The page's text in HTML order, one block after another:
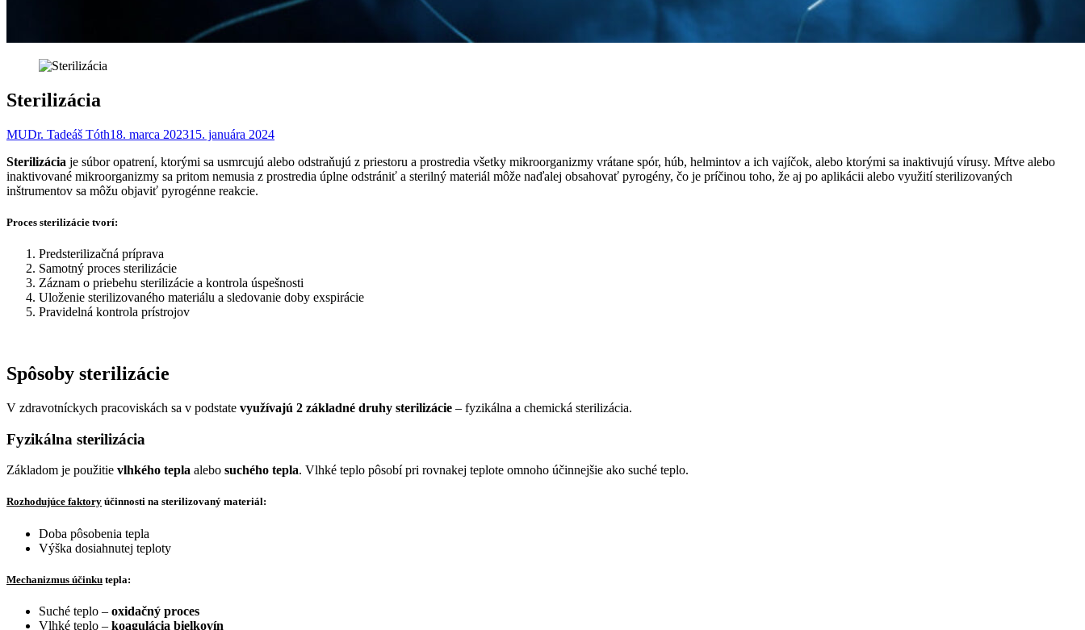
Sterilizácia
MUDr. Tadeáš Tóth18. marca 202315. januára 2024
Sterilizácia je súbor opatrení, ktorými sa usmrcujú alebo odstraňujú z priestoru a prostredia všetky mikroorganizmy vrátane spór, húb, helmintov a ich vajíčok, alebo ktorými sa inaktivujú vírusy. Mŕtve alebo
inaktivované mikroorganizmy sa pritom nemusia z prostredia úplne odstrániť a sterilný materiál môže naďalej obsahovať pyrogény, čo je príčinou toho, že aj po aplikácii alebo využití sterilizovaných
inštrumentov sa môžu objaviť pyrogénne reakcie.
Proces sterilizácie tvorí:
Predsterilizačná príprava
Samotný proces sterilizácie
Záznam o priebehu sterilizácie a kontrola úspešnosti
Uloženie sterilizovaného materiálu a sledovanie doby exspirácie
Pravidelná kontrola prístrojov
Spôsoby sterilizácie
V zdravotníckych pracoviskách sa v podstate využívajú 2 základné druhy sterilizácie – fyzikálna a chemická sterilizácia.
Fyzikálna sterilizácia
Základom je použitie vlhkého tepla alebo suchého tepla. Vlhké teplo pôsobí pri rovnakej teplote omnoho účinnejšie ako suché teplo.
Rozhodujúce faktory účinnosti na sterilizovaný materiál:
Doba pôsobenia tepla
Výška dosiahnutej teploty
Mechanizmus účinku tepla:
Suché teplo – oxidačný proces
Vlhké teplo – koagulácia bielkovín